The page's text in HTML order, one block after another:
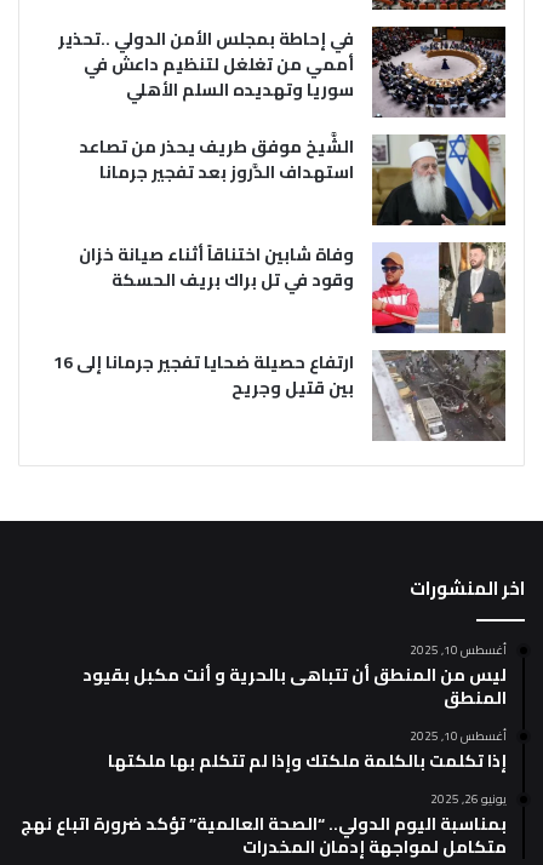
في إحاطة بمجلس الأمن الدولي ..تحذير
أممي من تغلغل لتنظيم داعش في
سوريا وتهديده السلم الأهلي
الشَّيخ موفق طريف يحذر من تصاعد
استهداف الدَّروز بعد تفجير جرمانا
وفاة شابين اختناقاً أثناء صيانة خزان
وقود في تل براك بريف الحسكة
ارتفاع حصيلة ضحايا تفجير جرمانا إلى 16
بين قتيل وجريح
اخر المنشورات
أغسطس 10, 2025
ليس من المنطق أن تتباهى بالحرية و أنت مكبل بقيود
المنطق
أغسطس 10, 2025
إذا تكلمت بالكلمة ملكتك وإذا لم تتكلم بها ملكتها
يونيو 26, 2025
بمناسبة اليوم الدولي.. “الصحة العالمية” تؤكد ضرورة اتباع نهج
متكامل لمواجهة إدمان المخدرات